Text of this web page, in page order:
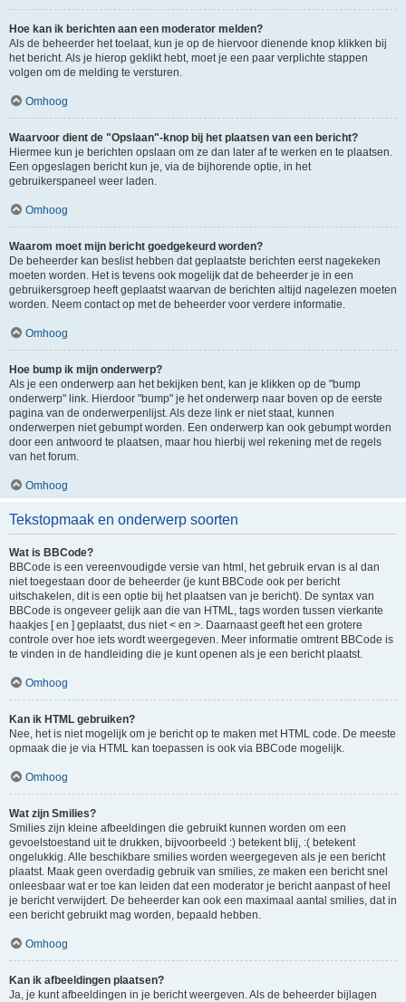
Hoe kan ik berichten aan een moderator melden?
Als de beheerder het toelaat, kun je op de hiervoor dienende knop klikken bij
het bericht. Als je hierop geklikt hebt, moet je een paar verplichte stappen
volgen om de melding te versturen.
Omhoog
Waarvoor dient de "Opslaan"-knop bij het plaatsen van een bericht?
Hiermee kun je berichten opslaan om ze dan later af te werken en te plaatsen.
Een opgeslagen bericht kun je, via de bijhorende optie, in het
gebruikerspaneel weer laden.
Omhoog
Waarom moet mijn bericht goedgekeurd worden?
De beheerder kan beslist hebben dat geplaatste berichten eerst nagekeken
moeten worden. Het is tevens ook mogelijk dat de beheerder je in een
gebruikersgroep heeft geplaatst waarvan de berichten altijd nagelezen moeten
worden. Neem contact op met de beheerder voor verdere informatie.
Omhoog
Hoe bump ik mijn onderwerp?
Als je een onderwerp aan het bekijken bent, kan je klikken op de "bump
onderwerp" link. Hierdoor "bump" je het onderwerp naar boven op de eerste
pagina van de onderwerpenlijst. Als deze link er niet staat, kunnen
onderwerpen niet gebumpt worden. Een onderwerp kan ook gebumpt worden
door een antwoord te plaatsen, maar hou hierbij wel rekening met de regels
van het forum.
Omhoog
Tekstopmaak en onderwerp soorten
Wat is BBCode?
BBCode is een vereenvoudigde versie van html, het gebruik ervan is al dan
niet toegestaan door de beheerder (je kunt BBCode ook per bericht
uitschakelen, dit is een optie bij het plaatsen van je bericht). De syntax van
BBCode is ongeveer gelijk aan die van HTML, tags worden tussen vierkante
haakjes [ en ] geplaatst, dus niet < en >. Daarnaast geeft het een grotere
controle over hoe iets wordt weergegeven. Meer informatie omtrent BBCode is
te vinden in de handleiding die je kunt openen als je een bericht plaatst.
Omhoog
Kan ik HTML gebruiken?
Nee, het is niet mogelijk om je bericht op te maken met HTML code. De meeste
opmaak die je via HTML kan toepassen is ook via BBCode mogelijk.
Omhoog
Wat zijn Smilies?
Smilies zijn kleine afbeeldingen die gebruikt kunnen worden om een
gevoelstoestand uit te drukken, bijvoorbeeld :) betekent blij, :( betekent
ongelukkig. Alle beschikbare smilies worden weergegeven als je een bericht
plaatst. Maak geen overdadig gebruik van smilies, ze maken een bericht snel
onleesbaar wat er toe kan leiden dat een moderator je bericht aanpast of heel
je bericht verwijdert. De beheerder kan ook een maximaal aantal smilies, dat in
een bericht gebruikt mag worden, bepaald hebben.
Omhoog
Kan ik afbeeldingen plaatsen?
Ja, je kunt afbeeldingen in je bericht weergeven. Als de beheerder bijlagen